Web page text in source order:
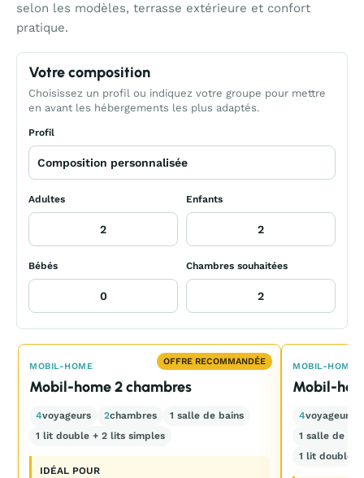
selon les modèles, terrasse extérieure et confort
pratique.
Votre composition
Choisissez un profil ou indiquez votre groupe pour mettre
en avant les hébergements les plus adaptés.
Profil
Adultes Enfants
Bébés Chambres souhaitées
OFFRE RECOMMANDÉE
MOBIL-HOME
Mobil-home 2 chambres
4voyageurs 2chambres
1 salle de bains
1 lit double + 2 lits simples
IDÉAL POUR
MOBIL-HOME
Mobil-
4voyageurs
1 salle de
1 lit double